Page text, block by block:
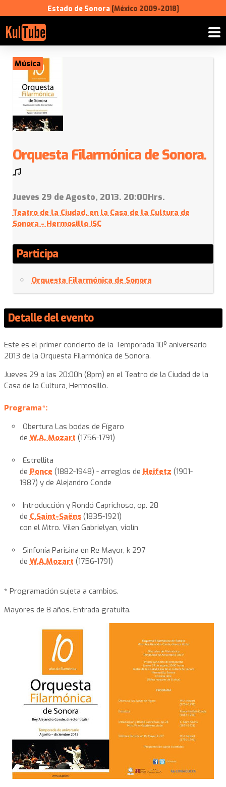
Estado de Sonora [México 2009-2018]
Música
Orquesta Filarmónica de Sonora.
Jueves 29 de Agosto, 2013. 20:00Hrs.
Teatro de la Ciudad, en la Casa de la Cultura de
Sonora - Hermosillo ISC
Participa
Orquesta Filarmónica de Sonora
Detalle del evento
Este es el primer concierto de la Temporada 10º aniversario
2013 de la Orquesta Filarmónica de Sonora.
Jueves 29 a las 20:00h (8pm) en el Teatro de la Ciudad de la
Casa de la Cultura, Hermosillo.
Programa*:
Obertura Las bodas de Fígaro
de W.A. Mozart (1756-1791)
Estrellita
de Ponce (1882-1948) - arreglos de Heifetz (1901-
1987) y de Alejandro Conde
Introducción y Rondó Caprichoso, op. 28
de C.Saint-Saëns(1835-1921)
con el Mtro. Vilen Gabrielyan, violín
Sinfonía Parisina en Re Mayor, k 297
de W.A.Mozart (1756-1791)
* Programación sujeta a cambios.
Mayores de 8 años. Entrada gratuita.